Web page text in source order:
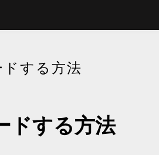
する方法
ドする方法